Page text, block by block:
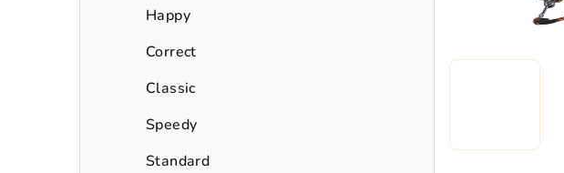
Happy
Correct
Classic
Speedy
Standard